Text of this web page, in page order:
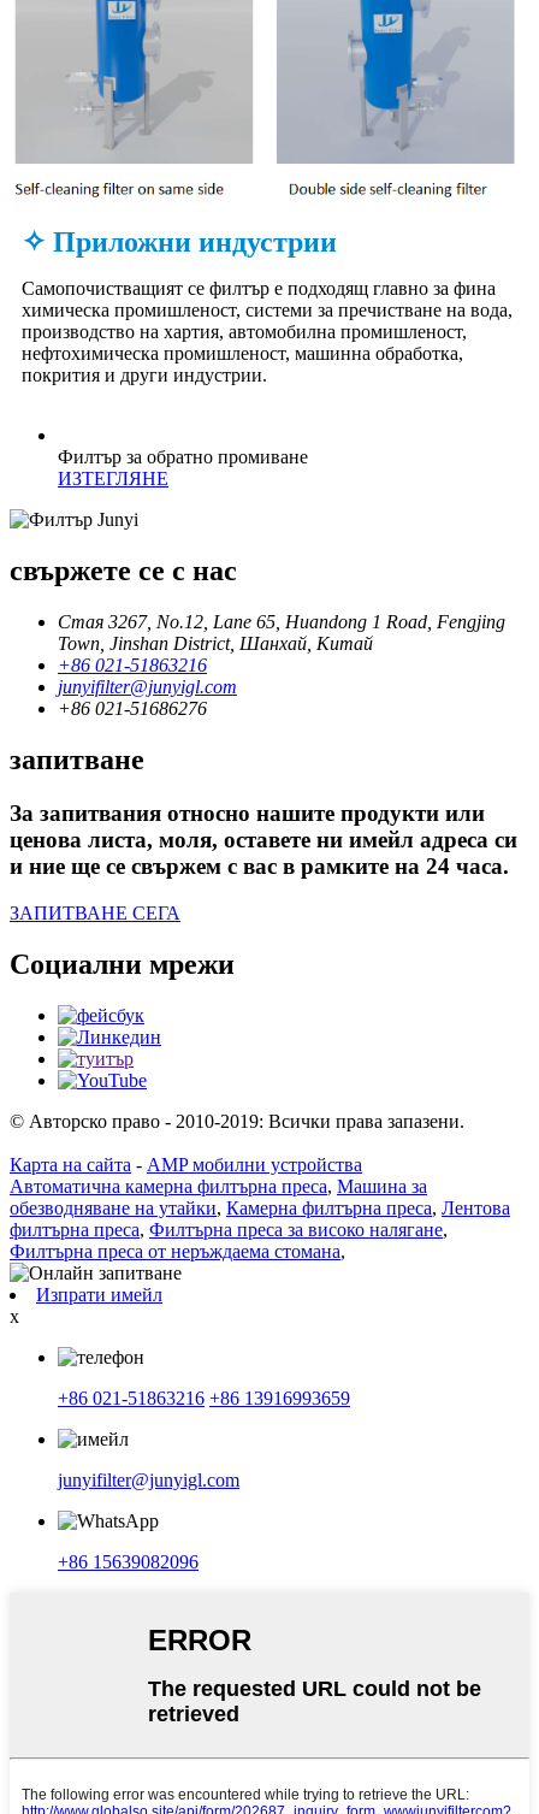
✧ Приложни индустрии
Самопочистващият се филтър е подходящ главно за фина
химическа промишленост, системи за пречистване на вода,
производство на хартия, автомобилна промишленост,
нефтохимическа промишленост, машинна обработка,
покрития и други индустрии.
Филтър за обратно промиване
ИЗТЕГЛЯНЕ
свържете се с нас
Стая 3267, No.12, Lane 65, Huandong 1 Road, Fengjing
Town, Jinshan District, Шанхай, Китай
+86 021-51863216
junyifilter@junyigl.com
+86 021-51686276
запитване
За запитвания относно нашите продукти или
ценова листа, моля, оставете ни имейл адреса си
и ние ще се свържем с вас в рамките на 24 часа.
ЗАПИТВАНЕ СЕГА
Социални мрежи
© Авторско право - 2010-2019: Всички права запазени.
Карта на сайта - AMP мобилни устройства
Автоматична камерна филтърна преса, Машина за
обезводняване на утайки, Камерна филтърна преса, Лентова
филтърна преса, Филтърна преса за високо налягане,
Филтърна преса от неръждаема стомана,
Изпрати имейл
x
+86 021-51863216 +86 13916993659
junyifilter@junyigl.com
+86 15639082096